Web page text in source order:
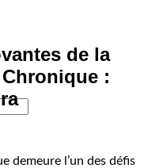
de la
:
demeure l’un des défis